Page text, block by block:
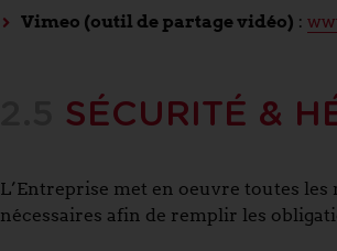
Vimeo (outil de partage vidéo) :
SÉCURITÉ &
L’Entreprise met en oeuvre toutes
nécessaires afin de remplir les